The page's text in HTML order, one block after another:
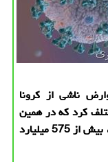
ناشی از كرونا
كرد كه در همین
راستا تابحال 5 هزار و 550 واحد كسب و كار، بیش از 575 میلیارد